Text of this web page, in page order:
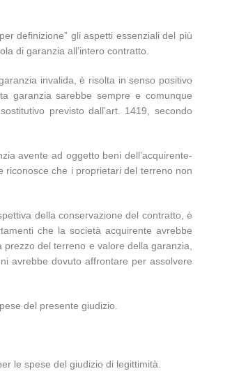
definizione” gli aspetti essenziali del più
di garanzia all’intero contratto.
invalida, è risolta in senso positivo
garanzia sarebbe sempre e comunque
previsto dall’art. 1419, secondo
avente ad oggetto beni dell’acquirente-
riconosce che i proprietari del terreno non
della conservazione del contratto, è
che la società acquirente avrebbe
del terreno e valore della garanzia,
avrebbe dovuto affrontare per assolvere
del presente giudizio.
le spese del giudizio di legittimità.